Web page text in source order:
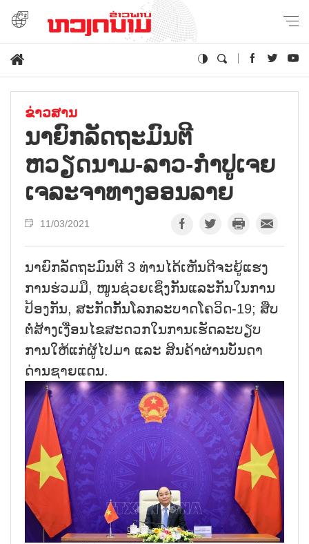
ຂ່າວສານ
ນາຍົກລັດຖະມົນຕີ
ຫວຽດນາມ-ລາວ-ກຳປູເຈຍ
ເຈລະຈາທາງອອນລາຍ
11/03/2021
ນາຍົກລັດຖະມົນຕີ 3 ທ່ານໄດ້ເຫັນດີຈະຍູ້ແຮງ
ການຮ່ວມມື, ໜູນຊ່ວຍເຊິ່ງກັນແລະກັນໃນການ
ປ້ອງກັນ, ສະກັດກັ້ນໂລກລະບາດໂຄວິດ-19; ສືບ
ຕໍ່ສ້າງເງື່ອນໄຂສະດວກໃນການເຮັດລະບຽບ
ການໃຫ້ແກ່ຜູ້ໄປມາ ແລະ ສິນຄ້າຜ່ານບັນດາ
ດ່ານຊາຍແດນ.